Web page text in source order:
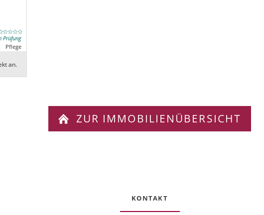
Prüfung
Pflege
an.
ZUR IMMOBILIENÜBERSICHT
KONTAKT